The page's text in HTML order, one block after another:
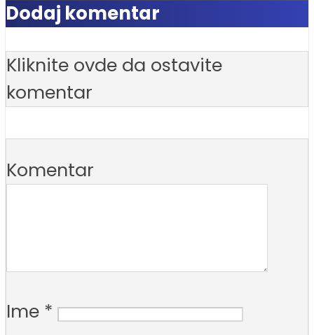
Dodaj komentar
Kliknite ovde da ostavite
komentar
Komentar
Ime *